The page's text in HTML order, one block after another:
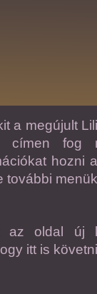
a megújult
fog
hozni
további
az oldal új
itt is